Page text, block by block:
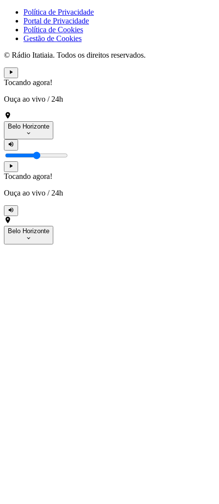
Política de Privacidade
Portal de Privacidade
Política de Cookies
Gestão de Cookies
© Rádio Itatiaia. Todos os direitos reservados.
Tocando agora!
Ouça ao vivo / 24h
Belo Horizonte
Tocando agora!
Ouça ao vivo / 24h
Belo Horizonte